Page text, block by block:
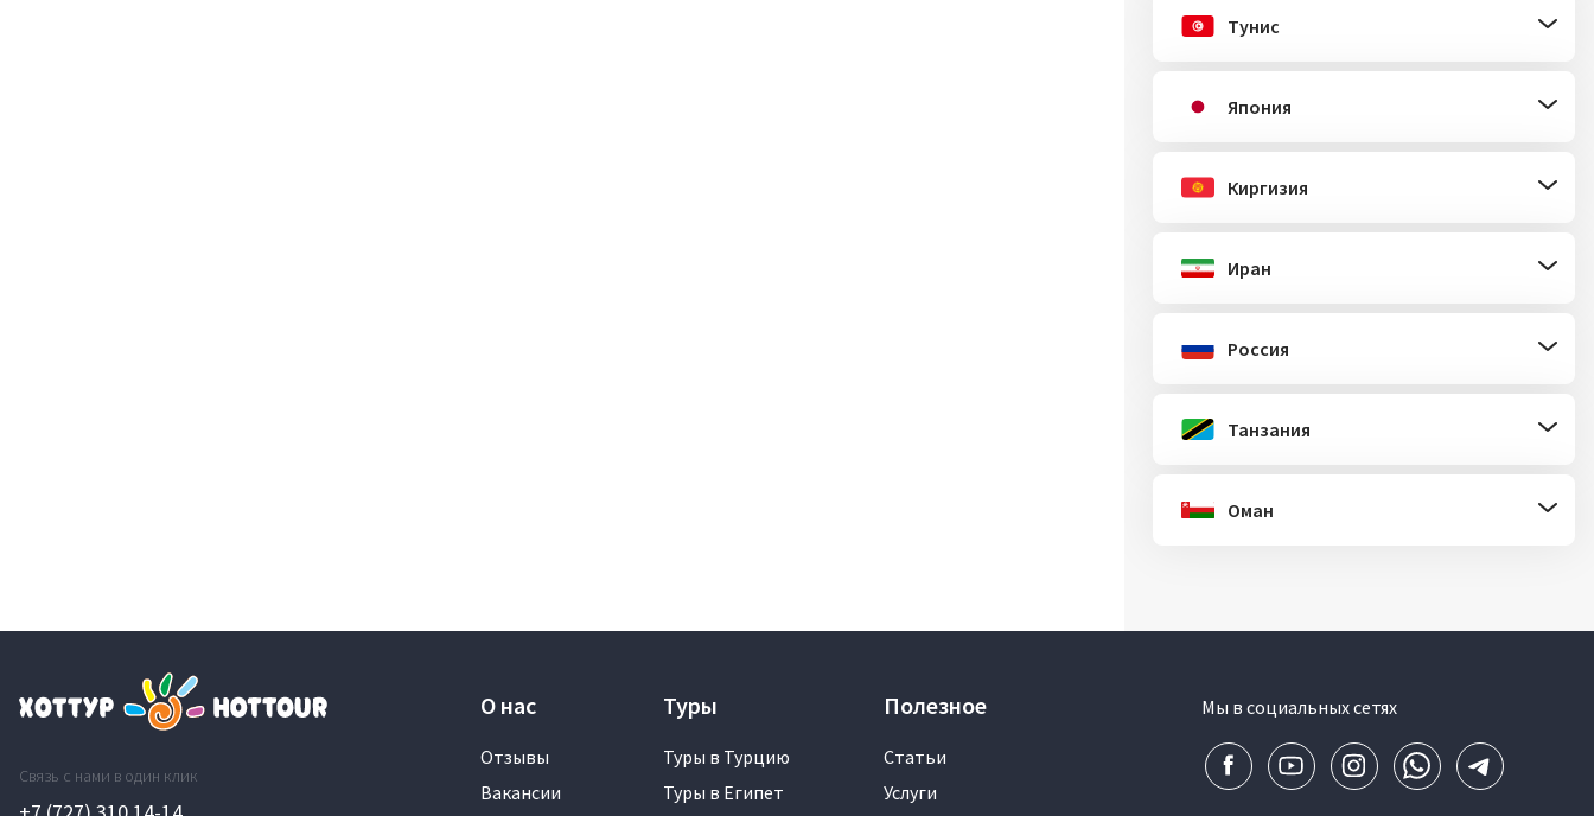
Тунис
Япония
Киргизия
Иран
Россия
Танзания
Оман
Связь с нами в один клик
О нас
Отзывы
Вакансии
Туры
Туры в Турцию
Туры в Египет
Полезное
Статьи
Услуги
Мы в социальных сетях